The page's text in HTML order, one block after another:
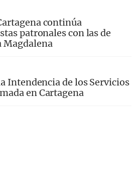
continúa
patronales con las de
Magdalena
Intendencia de los Servicios
en Cartagena